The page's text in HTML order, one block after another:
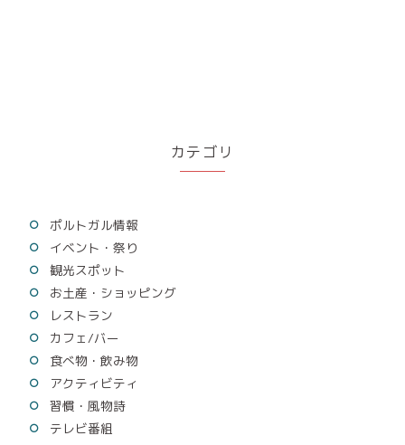
カテゴリ
ポルトガル情報
イベント・祭り
観光スポット
お土産・ショッピング
レストラン
カフェ/バー
食べ物・飲み物
アクティビティ
習慣・風物詩
テレビ番組